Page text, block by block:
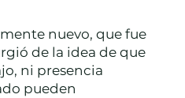
nuevo, que fue
de la idea de que
ni presencia
pueden